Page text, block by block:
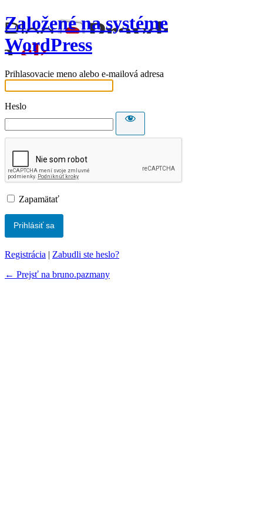
Založené na systéme
WordPress
Prihlasovacie meno alebo e-mailová adresa
Heslo
Zapamätať
Registrácia | Zabudli ste heslo?
← Prejsť na bruno.pazmany